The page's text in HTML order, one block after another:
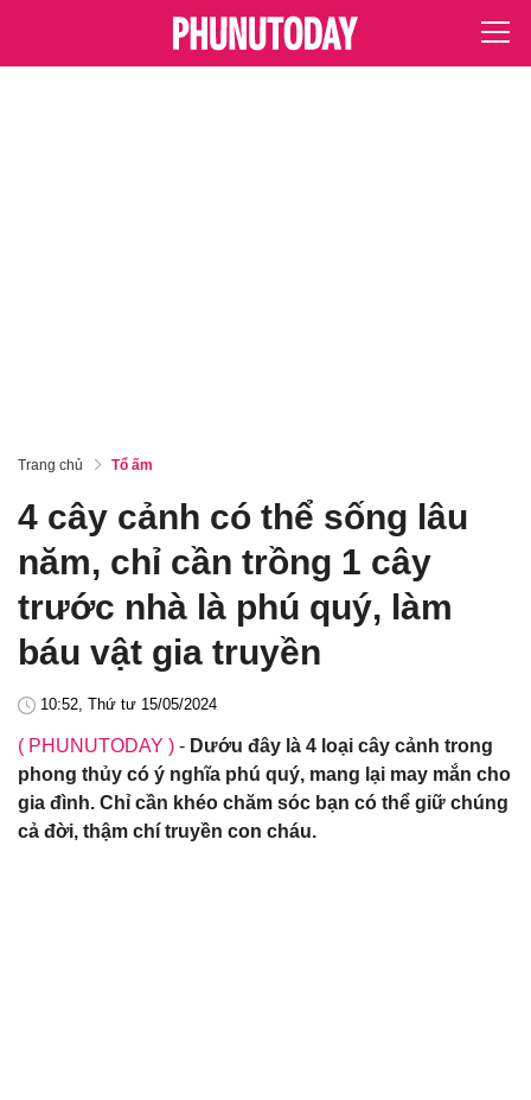
Trang chủ Tổ ấm
4 cây cảnh có thể sống lâu
năm, chỉ cần trồng 1 cây
trước nhà là phú quý, làm
báu vật gia truyền
10:52, Thứ tư 15/05/2024
( PHUNUTODAY ) - Dướu đây là 4 loại cây cảnh trong
phong thủy có ý nghĩa phú quý, mang lại may mắn cho
gia đình. Chỉ cần khéo chăm sóc bạn có thể giữ chúng
cả đời, thậm chí truyền con cháu.